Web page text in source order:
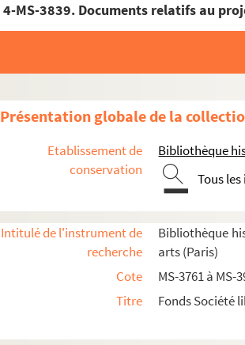
4-MS-3839. Documents relatifs au
Présentation globale de la
Etablissement de
conservation
Bibliothèque
Tous
Intitulé de l'instrument de
recherche
Bibliothèque
arts (Paris)
Cote
MS-3761 à MS-
Titre
Fonds Société
8-MS-3988. Société libre des beaux-arts,
4-MS-3989. Catalogue de toutes les
Admissions et démissions
Listes des membres de la société et
Procès-verbaux des séances internes de
Rapports liés au fonctionnement de la
Comptabilité de la Société